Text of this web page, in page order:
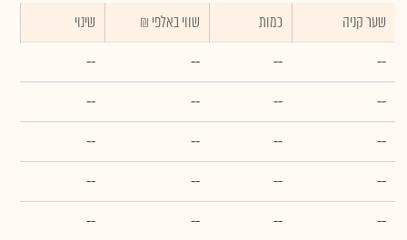
שער קניה כמות ₪ שווי באלפי
שינוי
--
--
--
--
--
--
--
--
--
--
--
--
--
--
--
--
--
--
--
--